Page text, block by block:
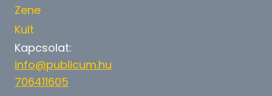
Zene
Kult
Kapcsolat:
info@publicum.hu
706411605